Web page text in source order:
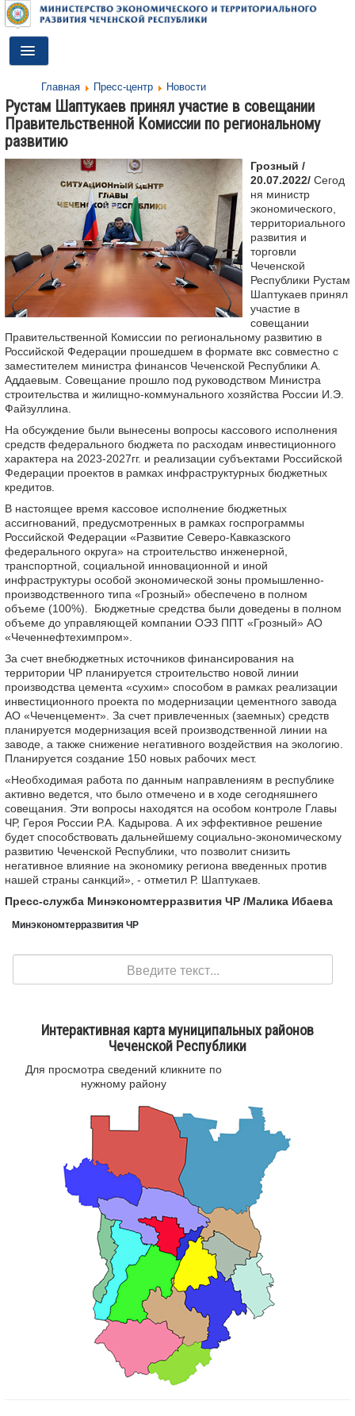
Toggle
Navigation
ДЕЯТЕЛЬНОСТЬ
О МИНИСТЕРСТВЕ
ДОКУМЕНТЫ
ПРЕСС-ЦЕНТР
ПРОТИВОДЕЙСТВИЕ КОРРУПЦИИ
АНТИТЕРРОР
КОНТАКТЫ
ОБРАТНАЯ СВЯЗЬ
Главная Пресс-центр Новости
Рустам Шаптукаев принял участие в совещании
Правительственной Комиссии по региональному
развитию
Грозный /
20.07.2022/ Сегод
ня министр
экономического,
территориального
развития и
торговли
Чеченской
Республики Рустам
Шаптукаев принял
участие в
совещании
Правительственной Комиссии по региональному развитию в
Российской Федерации прошедшем в формате вкс совместно с
заместителем министра финансов Чеченской Республики А.
Аддаевым. Совещание прошло под руководством Министра
строительства и жилищно-коммунального хозяйства России И.Э.
Файзуллина.
На обсуждение были вынесены вопросы кассового исполнения
средств федерального бюджета по расходам инвестиционного
характера на 2023-2027гг. и реализации субъектами Российской
Федерации проектов в рамках инфраструктурных бюджетных
кредитов.
В настоящее время кассовое исполнение бюджетных
ассигнований, предусмотренных в рамках госпрограммы
Российской Федерации «Развитие Северо-Кавказского
федерального округа» на строительство инженерной,
транспортной, социальной инновационной и иной
инфраструктуры особой экономической зоны промышленно-
производственного типа «Грозный» обеспечено в полном
объеме (100%). Бюджетные средства были доведены в полном
объеме до управляющей компании ОЭЗ ППТ «Грозный» АО
«Чеченнефтехимпром».
За счет внебюджетных источников финансирования на
территории ЧР планируется строительство новой линии
производства цемента «сухим» способом в рамках реализации
инвестиционного проекта по модернизации цементного завода
АО «Чеченцемент». За счет привлеченных (заемных) средств
планируется модернизация всей производственной линии на
заводе, а также снижение негативного воздействия на экологию.
Планируется создание 150 новых рабочих мест.
«Необходимая работа по данным направлениям в республике
активно ведется, что было отмечено и в ходе сегодняшнего
совещания. Эти вопросы находятся на особом контроле Главы
ЧР, Героя России Р.А. Кадырова. А их эффективное решение
будет способствовать дальнейшему социально-экономическому
развитию Чеченской Республики, что позволит снизить
негативное влияние на экономику региона введенных против
нашей страны санкций», - отметил Р. Шаптукаев.
Пресс-служба Минэкономтерразвития ЧР /Малика Ибаева
Минэкономтерразвития ЧР
Интерактивная карта муниципальных районов
Чеченской Республики
Для просмотра сведений кликните по
нужному району